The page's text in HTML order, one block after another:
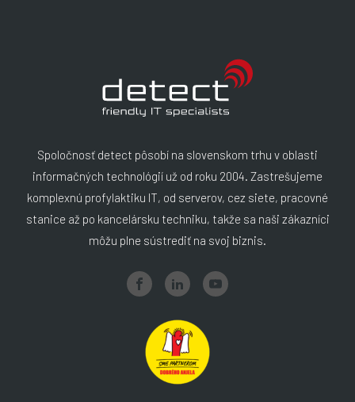
Spoločnosť detect pôsobí na slovenskom trhu v oblasti
informačných technológií už od roku 2004. Zastrešujeme
komplexnú profylaktiku IT, od serverov, cez siete, pracovné
stanice až po kancelársku techniku, takže sa naši zákazníci
môžu plne sústrediť na svoj biznis.